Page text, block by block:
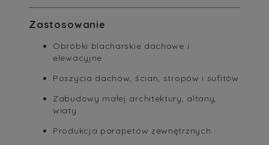
Zastosowanie
Obróbki blacharskie dachowe i
elewacyjne
Poszycia dachów, ścian, stropów i sufitów
Zabudowy małej architektury, altany,
wiaty
Produkcja parapetów zewnętrznych